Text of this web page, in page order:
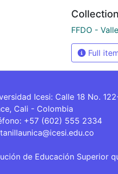
FFDO -
Full
Icesi: Calle 18 No.
Cali - Colombia
+57 (602) 555 2334
de Educación Superior